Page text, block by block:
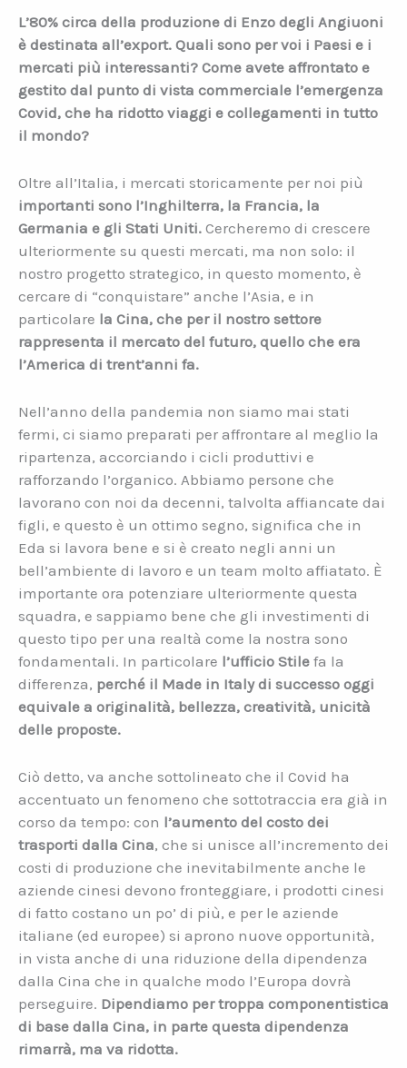
L’80% circa della produzione di Enzo degli Angiuoni
è destinata all’export. Quali sono per voi i Paesi e i
mercati più interessanti? Come avete affrontato e
gestito dal punto di vista commerciale l’emergenza
Covid, che ha ridotto viaggi e collegamenti in tutto
il mondo?
Oltre all’Italia, i mercati storicamente per noi più
importanti sono l’Inghilterra, la Francia, la
Germania e gli Stati Uniti. Cercheremo di crescere
ulteriormente su questi mercati, ma non solo: il
nostro progetto strategico, in questo momento, è
cercare di “conquistare” anche l’Asia, e in
particolare la Cina, che per il nostro settore
rappresenta il mercato del futuro, quello che era
l’America di trent’anni fa.
Nell’anno della pandemia non siamo mai stati
fermi, ci siamo preparati per affrontare al meglio la
ripartenza, accorciando i cicli produttivi e
rafforzando l’organico. Abbiamo persone che
lavorano con noi da decenni, talvolta affiancate dai
figli, e questo è un ottimo segno, significa che in
Eda si lavora bene e si è creato negli anni un
bell’ambiente di lavoro e un team molto affiatato. È
importante ora potenziare ulteriormente questa
squadra, e sappiamo bene che gli investimenti di
questo tipo per una realtà come la nostra sono
fondamentali. In particolare l’ufficio Stile fa la
differenza, perché il Made in Italy di successo oggi
equivale a originalità, bellezza, creatività, unicità
delle proposte.
Ciò detto, va anche sottolineato che il Covid ha
accentuato un fenomeno che sottotraccia era già in
corso da tempo: con l’aumento del costo dei
trasporti dalla Cina, che si unisce all’incremento dei
costi di produzione che inevitabilmente anche le
aziende cinesi devono fronteggiare, i prodotti cinesi
di fatto costano un po’ di più, e per le aziende
italiane (ed europee) si aprono nuove opportunità,
in vista anche di una riduzione della dipendenza
dalla Cina che in qualche modo l’Europa dovrà
perseguire. Dipendiamo per troppa componentistica
di base dalla Cina, in parte questa dipendenza
rimarrà, ma va ridotta.